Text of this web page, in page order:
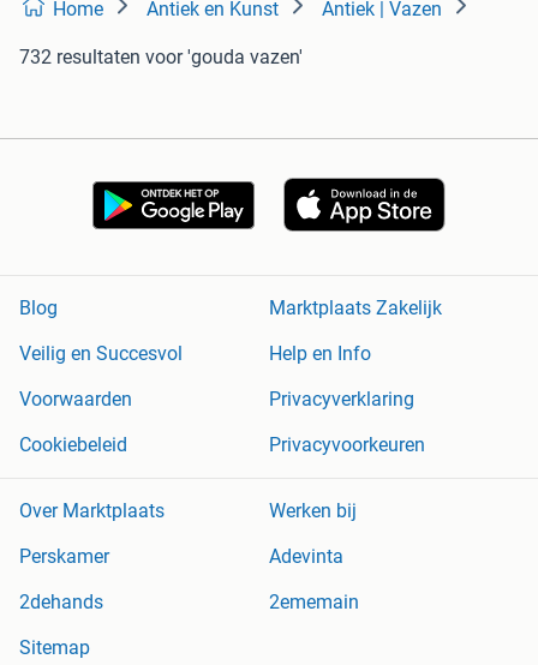
Home Antiek en Kunst Antiek | Vazen
732 resultaten voor 'gouda vazen'
Blog
Marktplaats Zakelijk
Veilig en Succesvol
Help en Info
Voorwaarden
Privacyverklaring
Cookiebeleid
Privacyvoorkeuren
Over Marktplaats
Werken bij
Perskamer
Adevinta
2dehands
2ememain
Sitemap